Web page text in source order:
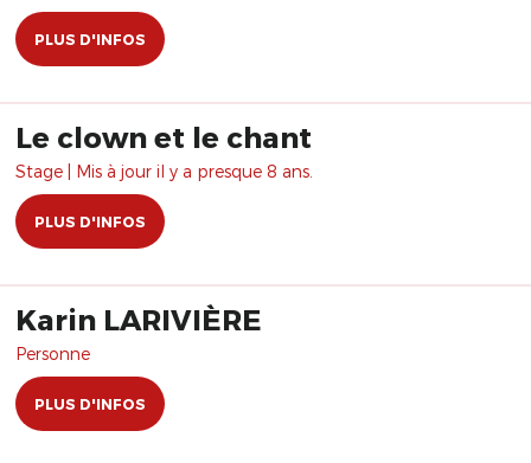
PLUS D'INFOS
Le clown et le chant
Stage | Mis à jour il y a presque 8 ans.
PLUS D'INFOS
Karin LARIVIÈRE
Personne
PLUS D'INFOS